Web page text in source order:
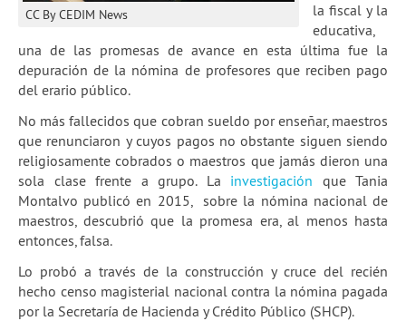
CC By CEDIM News
la fiscal y la
educativa,
una de las promesas de avance en esta última fue la
depuración de la nómina de profesores que reciben pago
del erario público.
No más fallecidos que cobran sueldo por enseñar, maestros
que renunciaron y cuyos pagos no obstante siguen siendo
religiosamente cobrados o maestros que jamás dieron una
sola clase frente a grupo. La investigación que Tania
Montalvo publicó en 2015, sobre la nómina nacional de
maestros, descubrió que la promesa era, al menos hasta
entonces, falsa.
Lo probó a través de la construcción y cruce del recién
hecho censo magisterial nacional contra la nómina pagada
por la Secretaría de Hacienda y Crédito Público (SHCP).